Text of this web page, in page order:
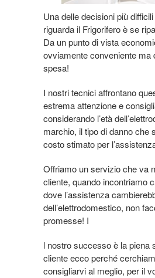
Una delle decisioni più
riguarda il Frigorifero è se
Da un punto di vista
ovviamente conveniente ma
spesa!
I nostri tecnici affrontano
estrema attenzione e
considerando l’età
marchio, il tipo di danno che
costo stimato per
Offriamo un servizio che va
cliente, quando incontriamo
dove l’assistenza
dell’elettrodomestico, non
promesse! I
l nostro successo è la piena
cliente ecco perché
consigliarvi al meglio, per il